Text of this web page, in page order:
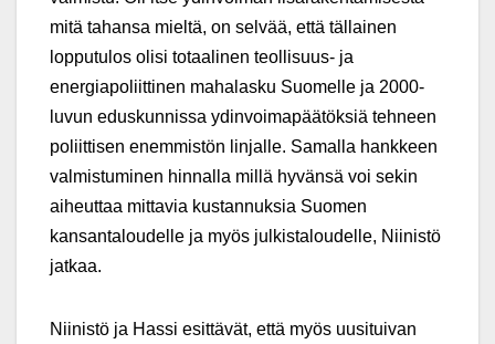
mitä tahansa mieltä, on selvää, että tällainen
lopputulos olisi totaalinen teollisuus- ja
energiapoliittinen mahalasku Suomelle ja 2000-
luvun eduskunnissa ydinvoimapäätöksiä tehneen
poliittisen enemmistön linjalle. Samalla hankkeen
valmistuminen hinnalla millä hyvänsä voi sekin
aiheuttaa mittavia kustannuksia Suomen
kansantaloudelle ja myös julkistaloudelle, Niinistö
jatkaa.
Niinistö ja Hassi esittävät, että myös uusituivan